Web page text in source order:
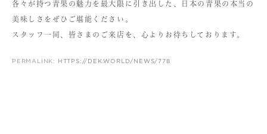
各々が持つ青果の魅力を最大限に引き出した、日本の青果の本当の
美味しさをぜひご堪能ください。
スタッフ一同、皆さまのご来店を、心よりお待ちしております。
PERMALINK: HTTPS://DEK.WORLD/NEWS/778